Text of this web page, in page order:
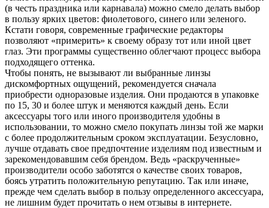
(в честь праздника или карнавала) можно смело делать выбор
в пользу ярких цветов: фиолетового, синего или зеленого.
Кстати говоря, современные графические редакторы
позволяют «примерить» к своему образу тот или иной цвет
глаз. Эти программы существенно облегчают процесс выбора
подходящего оттенка.
Чтобы понять, не вызывают ли выбранные линзы
дискомфортных ощущений, рекомендуется сначала
приобрести одноразовые изделия. Они продаются в упаковке
по 15, 30 и более штук и меняются каждый день. Если
аксессуары того или иного производителя удобны в
использовании, то можно смело покупать линзы той же марки
с более продолжительным сроком эксплуатации. Безусловно,
лучше отдавать свое предпочтение изделиям под известным и
зарекомендовавшим себя брендом. Ведь «раскрученные»
производители особо заботятся о качестве своих товаров,
боясь утратить положительную репутацию. Так или иначе,
прежде чем сделать выбор в пользу определенного аксессуара,
не лишним будет прочитать о нем отзывы в интернете.